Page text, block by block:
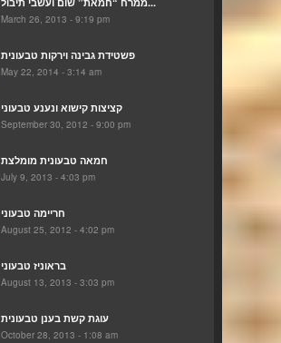
March 26, 2013 - 9:19 pm
פשטידת גבינה וירקות טבעונית
May 22, 2014 - 3:14 am
קציצות קישוא ונענע טבעוני
September 30, 2012 - 9:00 pm
חמאה טבעונית מומלצת
July 9, 2013 - 4:03 pm
חריימה טבעוני
August 25, 2012 - 4:02 pm
בראוניז טבעוני
August 13, 2013 - 3:03 pm
עוגת קשת בענן טבעונית
October 28, 2013 - 1:08 am